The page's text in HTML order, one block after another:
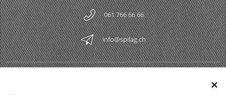
061 766 66 66
info@spilag.ch